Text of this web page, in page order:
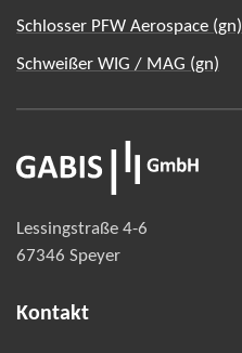
Schlosser PFW Aerospace (gn)
Schweißer WIG / MAG (gn)
Lessingstraße 4-6
67346 Speyer
Kontakt